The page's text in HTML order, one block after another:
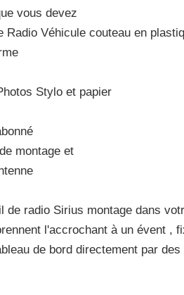
vous devez
Radio Véhicule couteau en
Stylo et papier
montage et
de radio Sirius montage dans
l'accrochant à un évent ,
de bord directement par